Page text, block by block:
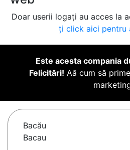
Doar userii logați au acces la
ți click aici pentru
Este acesta compania
Felicitări! Aă cum să
Bacău
Bacau